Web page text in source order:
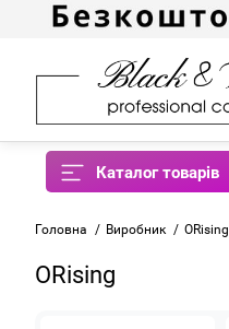
Каталог товарів
Головна Виробник ORising
ORising